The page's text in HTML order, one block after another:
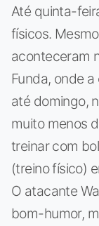
Até quinta-
físicos.
aconteceram
Funda, onde
até domingo,
muito menos
treinar com
(treino físico)
O atacante
bom-humor,